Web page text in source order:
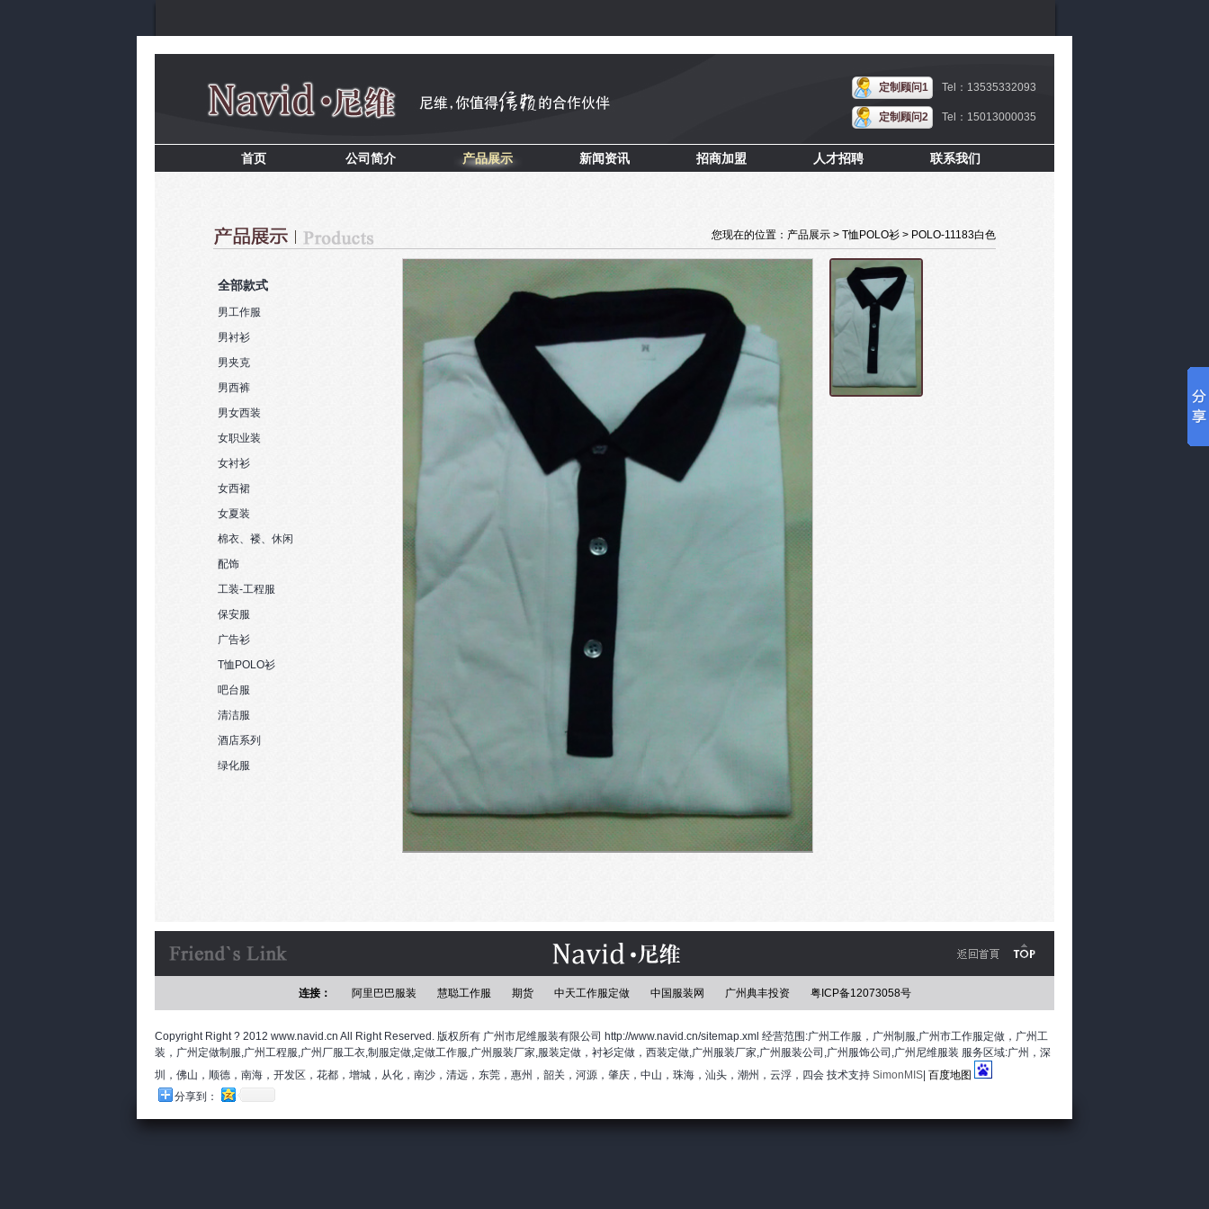
定制顾问1 Tel：13535332093
定制顾问2 Tel：15013000035
首页 公司简介 产品展示 新闻资讯 招商加盟 人才招聘 联系我们
您现在的位置：产品展示 > T恤POLO衫 > POLO-11183白色
全部款式
男工作服
男衬衫
男夹克
男西裤
男女西装
女职业装
女衬衫
女西裙
女夏装
棉衣、褛、休闲
配饰
工装-工程服
保安服
广告衫
T恤POLO衫
吧台服
清洁服
酒店系列
绿化服
连接： 阿里巴巴服装 慧聪工作服 期货 中天工作服定做 中国服装网 广州典丰投资 粤ICP备12073058号
Copyright Right ? 2012 www.navid.cn All Right Reserved. 版权所有 广州市尼维服装有限公司 http://www.navid.cn/sitemap.xml 经营范围:广州工作服，广州制服,广州市工作服定做，广州工
装，广州定做制服,广州工程服,广州厂服工衣,制服定做,定做工作服,广州服装厂家,服装定做，衬衫定做，西装定做,广州服装厂家,广州服装公司,广州服饰公司,广州尼维服装 服务区域:广州，深
圳，佛山，顺德，南海，开发区，花都，增城，从化，南沙，清远，东莞，惠州，韶关，河源，肇庆，中山，珠海，汕头，潮州，云浮，四会 技术支持 SimonMIS 百度地图
分享到：